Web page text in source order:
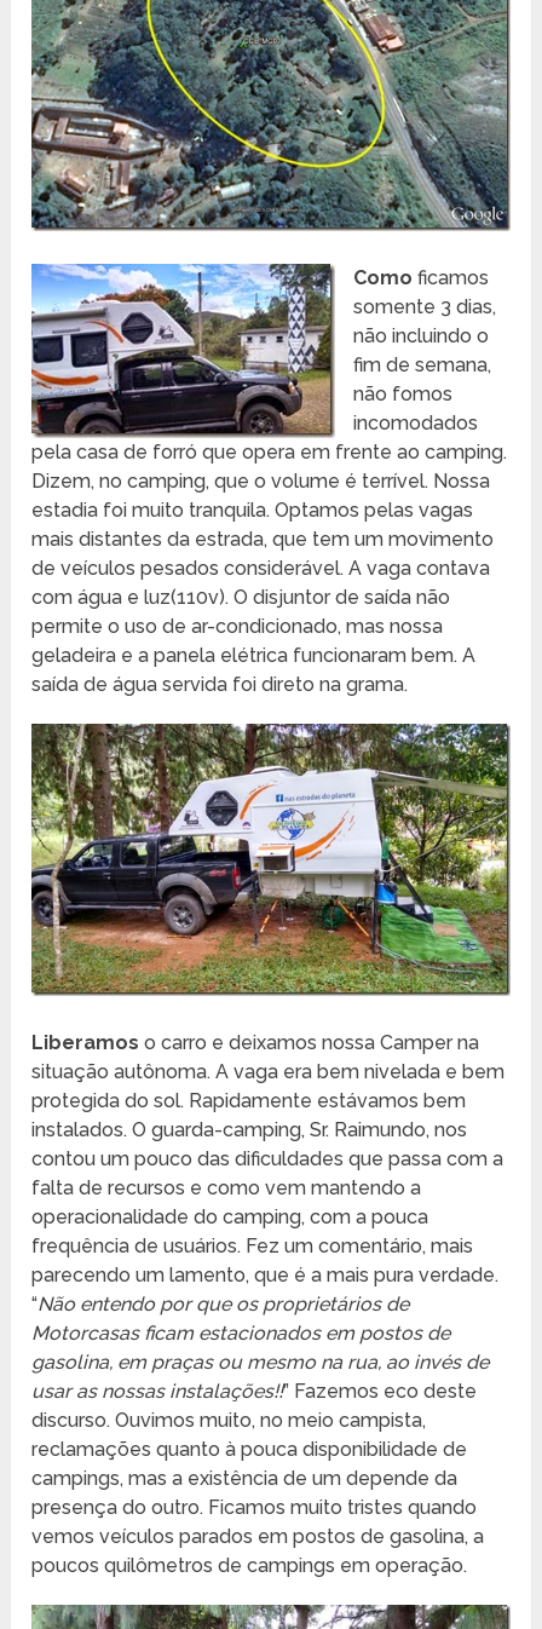
Como ficamos
somente 3 dias,
não incluindo o
fim de semana,
não fomos
incomodados
pela casa de forró que opera em frente ao camping.
Dizem, no camping, que o volume é terrível. Nossa
estadia foi muito tranquila. Optamos pelas vagas
mais distantes da estrada, que tem um movimento
de veículos pesados considerável. A vaga contava
com água e luz(110v). O disjuntor de saída não
permite o uso de ar-condicionado, mas nossa
geladeira e a panela elétrica funcionaram bem. A
saída de água servida foi direto na grama.
Liberamos o carro e deixamos nossa Camper na
situação autônoma. A vaga era bem nivelada e bem
protegida do sol. Rapidamente estávamos bem
instalados. O guarda-camping, Sr. Raimundo, nos
contou um pouco das dificuldades que passa com a
falta de recursos e como vem mantendo a
operacionalidade do camping, com a pouca
frequência de usuários. Fez um comentário, mais
parecendo um lamento, que é a mais pura verdade.
“Não entendo por que os proprietários de
Motorcasas ficam estacionados em postos de
gasolina, em praças ou mesmo na rua, ao invés de
usar as nossas instalações!!” Fazemos eco deste
discurso. Ouvimos muito, no meio campista,
reclamações quanto à pouca disponibilidade de
campings, mas a existência de um depende da
presença do outro. Ficamos muito tristes quando
vemos veículos parados em postos de gasolina, a
poucos quilômetros de campings em operação.